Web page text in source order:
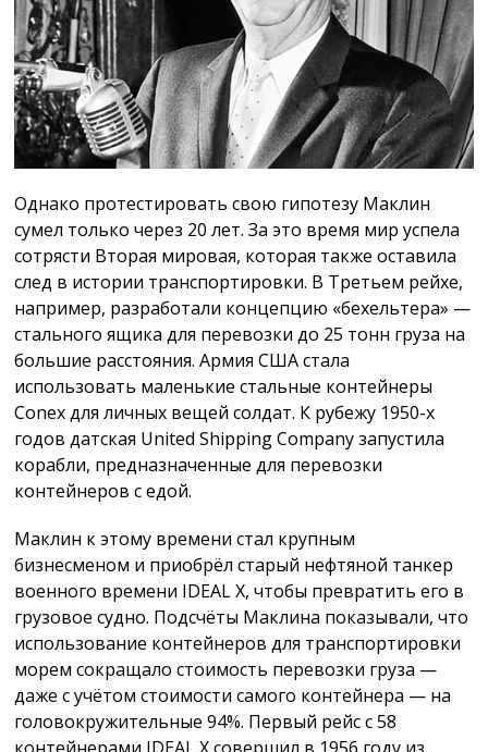
Однако протестировать свою гипотезу Маклин
сумел только через 20 лет. За это время мир успела
сотрясти Вторая мировая, которая также оставила
след в истории транспортировки. В Третьем рейхе,
например, разработали концепцию «бехельтера» —
стального ящика для перевозки до 25 тонн груза на
большие расстояния. Армия США стала
использовать маленькие стальные контейнеры
Conex для личных вещей солдат. К рубежу 1950-х
годов датская United Shipping Company запустила
корабли, предназначенные для перевозки
контейнеров с едой.
Маклин к этому времени стал крупным
бизнесменом и приобрёл старый нефтяной танкер
военного времени IDEAL X, чтобы превратить его в
грузовое судно. Подсчёты Маклина показывали, что
использование контейнеров для транспортировки
морем сокращало стоимость перевозки груза —
даже с учётом стоимости самого контейнера — на
головокружительные 94%. Первый рейс с 58